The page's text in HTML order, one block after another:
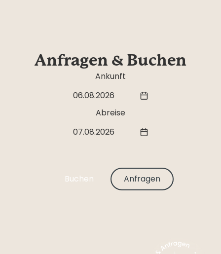
Anfragen & Buchen
Ankunft
06.08.2026
Abreise
07.08.2026
Buchen Anfragen